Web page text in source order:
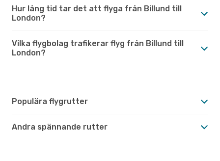
Hur lång tid tar det att flyga från Billund till
London?
Vilka flygbolag trafikerar flyg från Billund till
London?
Populära flygrutter
Andra spännande rutter